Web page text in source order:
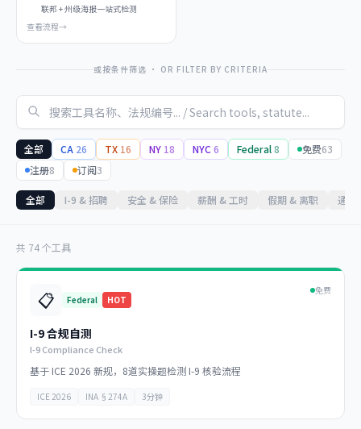
联邦 + 州级海报一站式检测
查看流程→
或按条件筛选 · OR FILTER BY CRITERIA
全部 CA 26 TX 16 NY 18 NYC6 Federal8 免费63
注册8 订阅3
全部 I-9 & 招聘 安全 & 保险 薪酬 & 工时 假期 & 离职 通知
共 74 个工具
📋 Federal HOT
免费
I-9 合规自测
I-9 Compliance Check
基于 ICE 2026 新规，8道实操题检测 I-9 核验流程
ICE 2026 INA §274A 3分钟